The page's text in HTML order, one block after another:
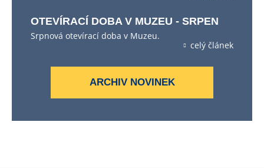
OTEVÍRACÍ DOBA V MUZEU - SRPEN
Srpnová otevírací doba v Muzeu.
celý článek
ARCHIV NOVINEK